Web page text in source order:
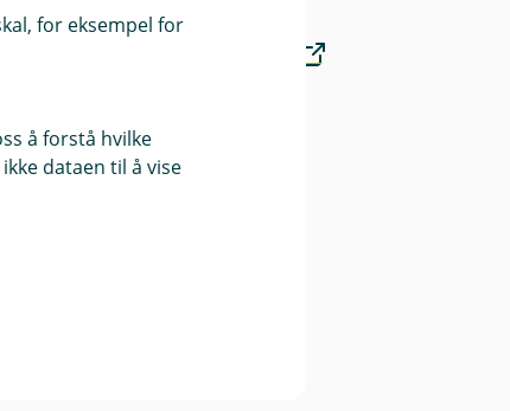
Våre priser
for eksempel for
å forstå hvilke
dataen til å vise